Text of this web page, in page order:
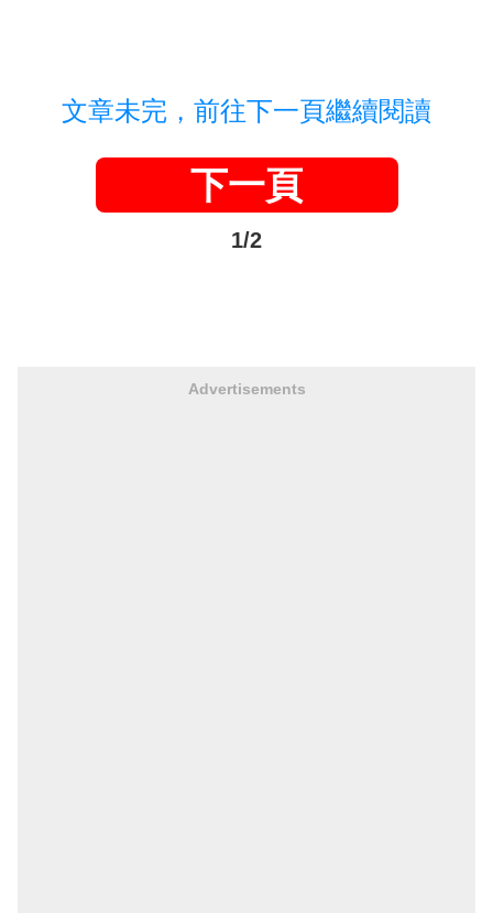
文章未完，前往下一頁繼續閱讀
下一頁
1/2
Advertisements